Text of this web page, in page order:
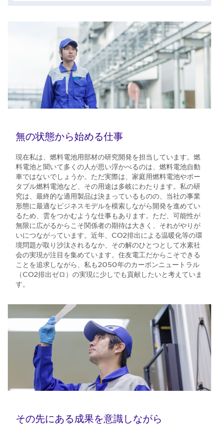
無の状態から始める仕事
現在私は、燃料電池用部材の研究開発を担当しています。燃
料電池と聞いて多くの人が思い浮かべるのは、燃料電池自動
車ではないでしょうか。ただ実際は、家庭用燃料電池やポー
タブル燃料電池など、その用途は多岐にわたります。私の研
究は、最終的な適用製品は決まっているものの、当社の事業
形態に最適なビジネスモデルを模索しながら開発を進めてい
るため、雲をつかむような仕事もあります。ただ、可能性が
無限に広がるからこそ関係者の期待は大きく、それがやりが
いにつながっています。近年、CO2排出による温暖化等の環
境問題が取り沙汰されるなか、その解のひとつとして水素社
会の実現が注目を集めています。住友電工だからこそできる
ことを追求しながら、私も2050年のカーボンニュートラル
（CO2排出ゼロ）の実現に少しでも貢献したいと考えていま
す。
その先にある成果を意識しながら